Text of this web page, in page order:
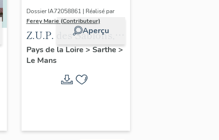
Aperçu
Dossier IA72058861 | Réalisé par
Ferey Marie (Contributeur)
Z.U.P. des Sablons,
Le Mans
Pays de la Loire > Sarthe >
Le Mans